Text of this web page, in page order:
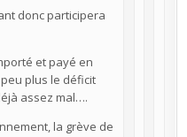
donc participera
et payé en
plus le déficit
assez mal….
la grève de